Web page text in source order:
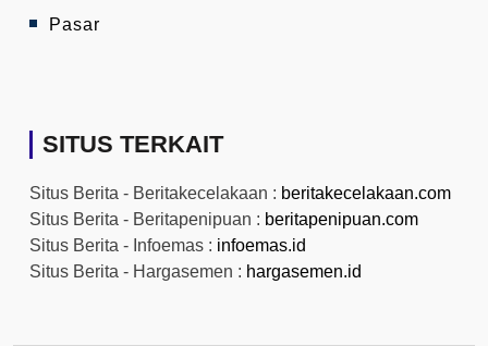
Pasar
SITUS TERKAIT
Situs Berita - Beritakecelakaan : beritakecelakaan.com
Situs Berita - Beritapenipuan : beritapenipuan.com
Situs Berita - Infoemas : infoemas.id
Situs Berita - Hargasemen : hargasemen.id